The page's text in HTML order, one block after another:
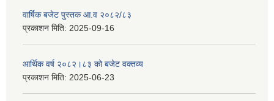
वार्षिक बजेट पुस्तक आ.व २०८२/८३
प्रकाशन मिति: 2025-09-16
आर्थिक वर्ष २०८२।८३ को बजेट वक्तव्य
प्रकाशन मिति: 2025-06-23